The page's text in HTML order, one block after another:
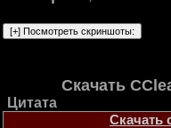
Скачать
Цитата
Скачать